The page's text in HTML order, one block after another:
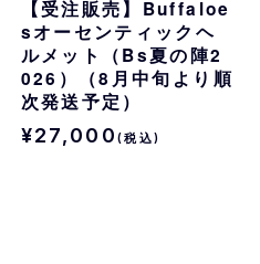
【受注販売】Buffaloe
sオーセンティックヘ
ルメット（Bs夏の陣2
026）（8月中旬より順
次発送予定）
¥27,000(税込)